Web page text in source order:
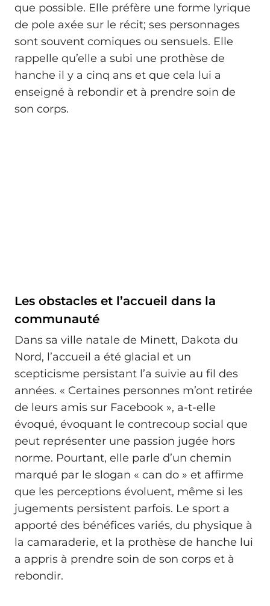
que possible. Elle préfère une forme lyrique
de pole axée sur le récit; ses personnages
sont souvent comiques ou sensuels. Elle
rappelle qu’elle a subi une prothèse de
hanche il y a cinq ans et que cela lui a
enseigné à rebondir et à prendre soin de
son corps.
Les obstacles et l’accueil dans la
communauté
Dans sa ville natale de Minett, Dakota du
Nord, l’accueil a été glacial et un
scepticisme persistant l’a suivie au fil des
années. « Certaines personnes m’ont retirée
de leurs amis sur Facebook », a-t-elle
évoqué, évoquant le contrecoup social que
peut représenter une passion jugée hors
norme. Pourtant, elle parle d’un chemin
marqué par le slogan « can do » et affirme
que les perceptions évoluent, même si les
jugements persistent parfois. Le sport a
apporté des bénéfices variés, du physique à
la camaraderie, et la prothèse de hanche lui
a appris à prendre soin de son corps et à
rebondir.